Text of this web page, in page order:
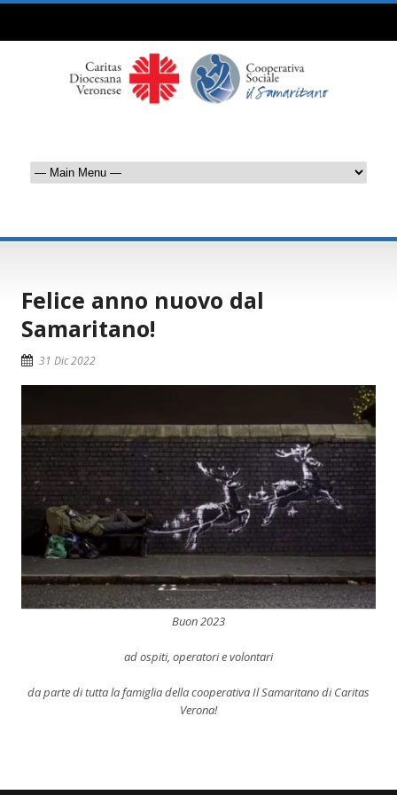
Felice anno nuovo dal
Samaritano!
31 Dic 2022
Buon 2023
ad ospiti, operatori e volontari
da parte di tutta la famiglia della cooperativa Il Samaritano di Caritas
Verona!